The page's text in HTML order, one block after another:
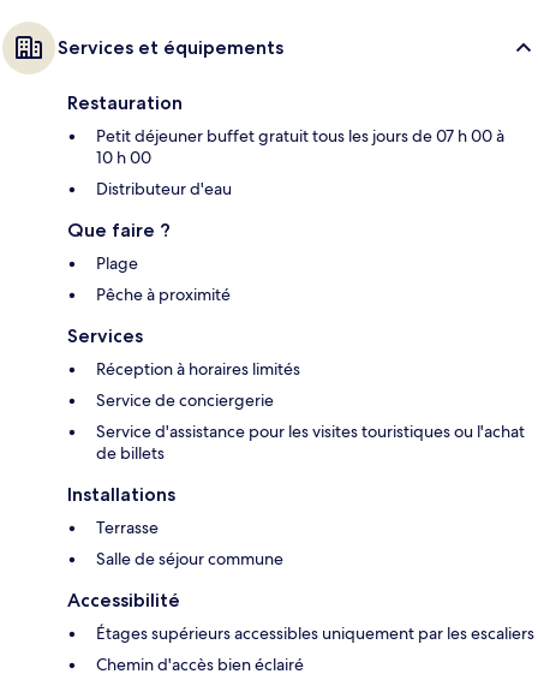
Services et équipements
Restauration
Petit déjeuner buffet gratuit tous les jours de 07 h 00 à
10 h 00
Distributeur d'eau
Que faire ?
Plage
Pêche à proximité
Services
Réception à horaires limités
Service de conciergerie
Service d'assistance pour les visites touristiques ou l'achat
de billets
Installations
Terrasse
Salle de séjour commune
Accessibilité
Étages supérieurs accessibles uniquement par les escaliers
Chemin d'accès bien éclairé